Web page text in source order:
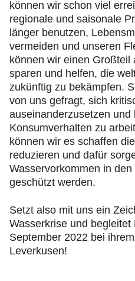
können wir schon viel
regionale und saisonale
länger benutzen,
vermeiden und unseren
können wir einen Großteil
sparen und helfen, die
zukünftig zu bekämpfen.
von uns gefragt, sich
auseinanderzusetzen und
Konsumverhalten zu
können wir es schaffen
reduzieren und dafür
Wasservorkommen in
geschützt werden.
Setzt also mit uns ein
Wasserkrise und begleitet
September 2022 bei
Leverkusen!